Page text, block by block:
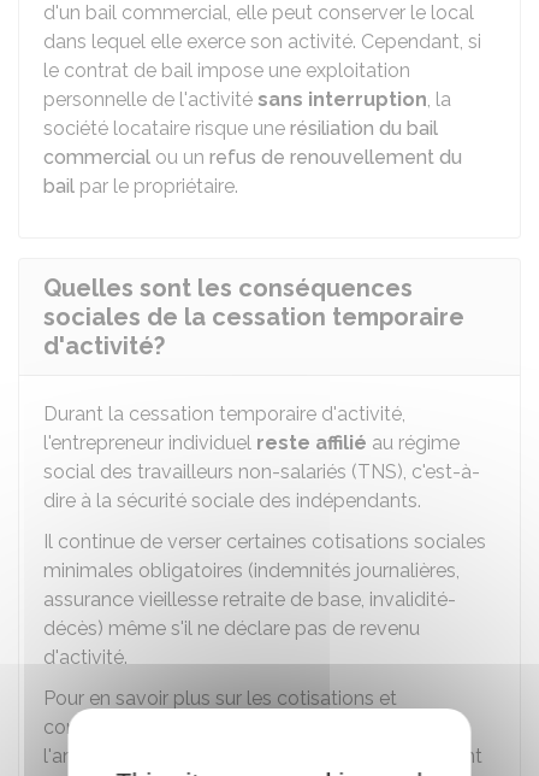
d'un bail commercial, elle peut conserver le local
dans lequel elle exerce son activité. Cependant, si
le contrat de bail impose une exploitation
personnelle de l'activité sans interruption, la
société locataire risque une résiliation du bail
commercial ou un refus de renouvellement du
bail par le propriétaire.
Quelles sont les conséquences
sociales de la cessation temporaire
d'activité?
Durant la cessation temporaire d'activité,
l'entrepreneur individuel reste affilié au régime
social des travailleurs non-salariés (TNS), c'est-à-
dire à la sécurité sociale des indépendants.
Il continue de verser certaines cotisations sociales
minimales obligatoires (indemnités journalières,
assurance vieillesse retraite de base, invalidité-
décès) même s'il ne déclare pas de revenu
d'activité.
Pour en savoir plus sur les cotisations et
contributions sociales du commerçant ou de
l'artisan, vous pouvez vous reporter au document